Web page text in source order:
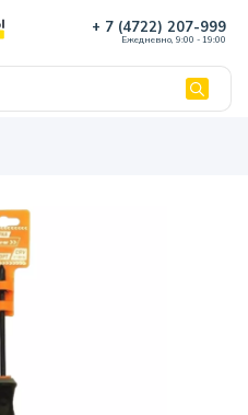
+ 7 (4722) 207-999
Ежедневно, 9:00 - 19:00